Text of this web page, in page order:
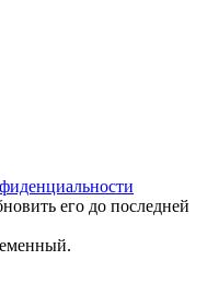
его до последней